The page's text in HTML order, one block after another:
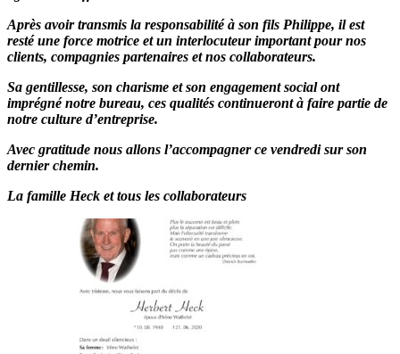
Après avoir transmis la responsabilité à son fils Philippe, il est
resté une force motrice et un interlocuteur important pour nos
clients, compagnies partenaires et nos collaborateurs.
Sa gentillesse, son charisme et son engagement social ont
imprégné notre bureau, ces qualités continueront à faire partie de
notre culture d’entreprise.
Avec gratitude nous allons l’accompagner ce vendredi sur son
dernier chemin.
La famille Heck et tous les collaborateurs